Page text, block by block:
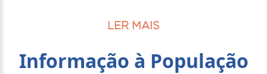
LER MAIS
Informação à População